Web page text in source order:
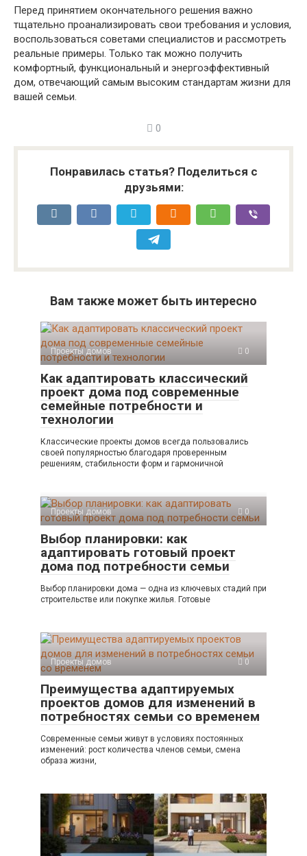
Перед принятием окончательного решения важно
тщательно проанализировать свои требования и условия,
воспользоваться советами специалистов и рассмотреть
реальные примеры. Только так можно получить
комфортный, функциональный и энергоэффективный
дом, отвечающий самым высоким стандартам жизни для
вашей семьи.
0
Понравилась статья? Поделиться с
друзьями:
Вам также может быть интересно
Проекты домов 0
Как адаптировать классический
проект дома под современные
семейные потребности и
технологии
Классические проекты домов всегда пользовались
своей популярностью благодаря проверенным
решениям, стабильности форм и гармоничной
Проекты домов 0
Выбор планировки: как
адаптировать готовый проект
дома под потребности семьи
Выбор планировки дома — одна из ключевых стадий при
строительстве или покупке жилья. Готовые
Проекты домов 0
Преимущества адаптируемых
проектов домов для изменений в
потребностях семьи со временем
Современные семьи живут в условиях постоянных
изменений: рост количества членов семьи, смена
образа жизни,